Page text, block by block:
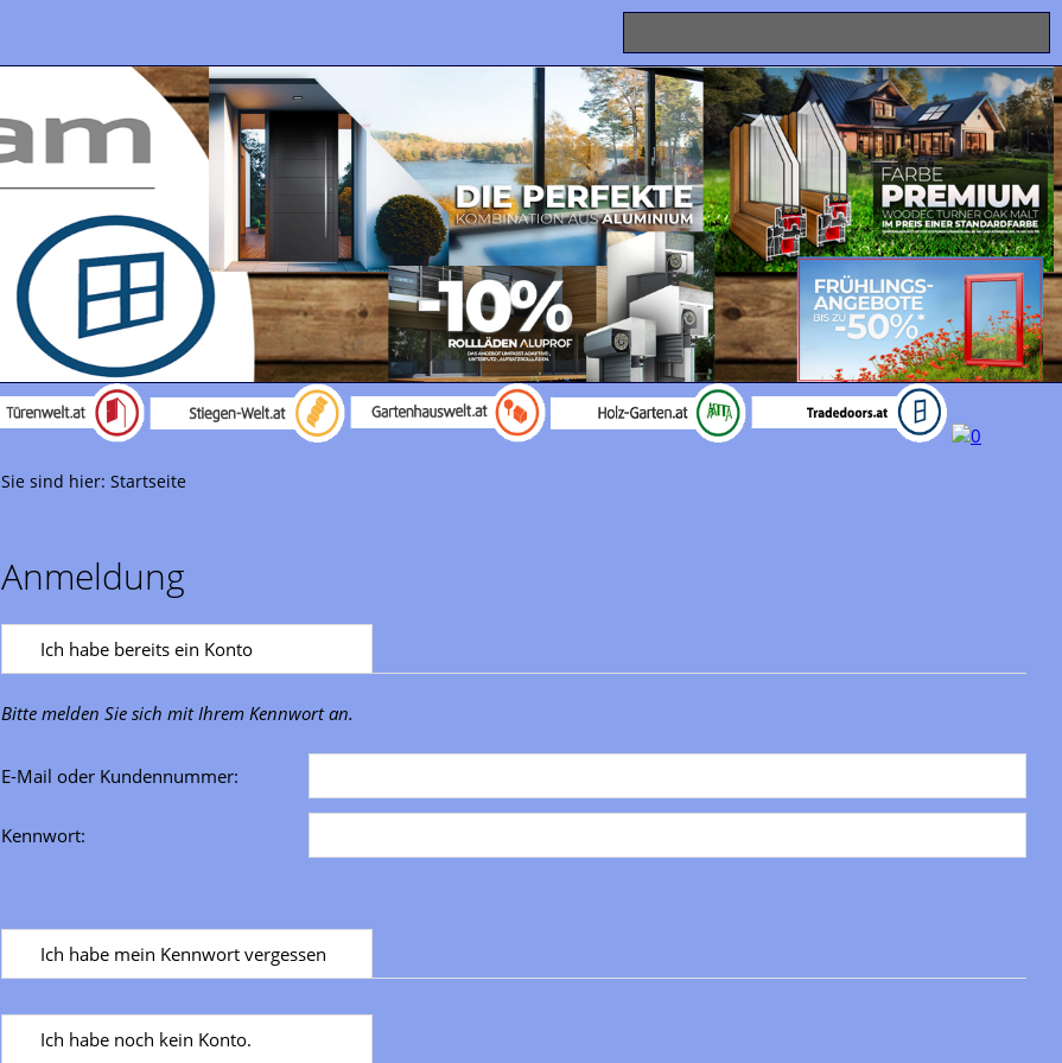
Sie sind hier: Startseite
Anmeldung
Ich habe bereits ein Konto
Bitte melden Sie sich mit Ihrem Kennwort an.
E-Mail oder Kundennummer:
Kennwort:
Ich habe mein Kennwort vergessen
Ich habe noch kein Konto.